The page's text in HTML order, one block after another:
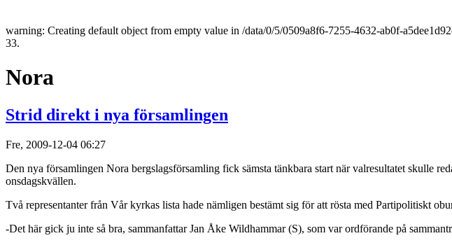
warning: Creating default object from empty value in /data/0/5/0509a8f6-7255-4632-ab0f-
33.
Nora
Strid direkt i nya församlingen
Fre, 2009-12-04 06:27
Den nya församlingen Nora bergslagsförsamling fick sämsta tänkbara start när valresultatet skulle
onsdagskvällen.
Två representanter från Vår kyrkas lista hade nämligen bestämt sig för att rösta med Partipolitiskt
-Det här gick ju inte så bra, sammanfattar Jan Åke Wildhammar (S), som var ordförande på